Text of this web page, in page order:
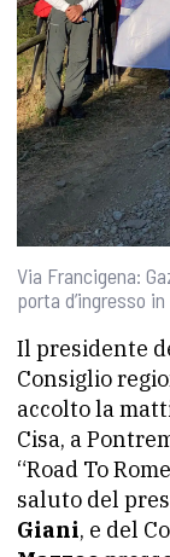
Via Francigena:
porta d’ingresso
Il presidente
Consiglio
accolto la
Cisa, a
“Road To
saluto del
Giani, e del